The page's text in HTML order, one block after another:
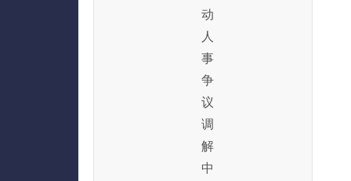
动
人
事
争
议
调
解
中